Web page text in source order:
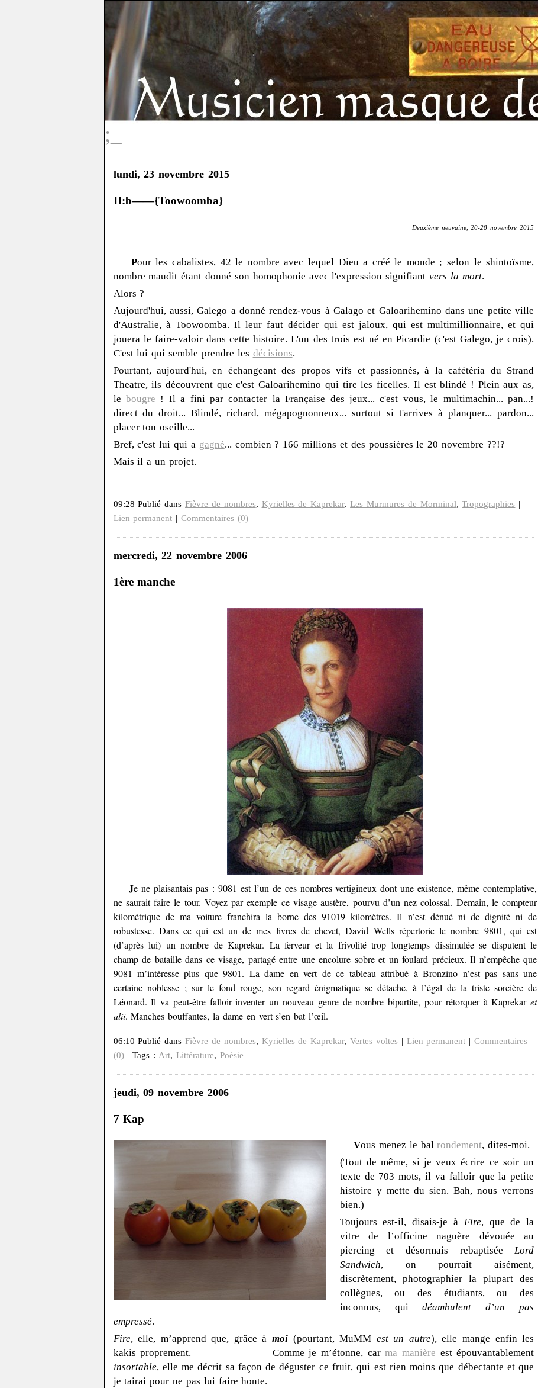
;_
lundi, 23 novembre 2015
II:b——{Toowoomba}
Deuxième neuvaine, 20-28 novembre 2015
Pour les cabalistes, 42 le nombre avec lequel Dieu a créé le monde ; selon le shintoïsme,
nombre maudit étant donné son homophonie avec l'expression signifiantvers la mort.
Alors ?
Aujourd'hui, aussi, Galego a donné rendez-vous à Galago et Galoarihemino dans une petite ville
d'Australie, à Toowoomba. Il leur faut décider qui est jaloux, qui est multimillionnaire, et qui
jouera le faire-valoir dans cette histoire. L'un des trois est né en Picardie (c'est Galego, je crois).
C'est lui qui semble prendre les décisions.
Pourtant, aujourd'hui, en échangeant des propos vifs et passionnés, à la cafétéria du Strand
Theatre, ils découvrent que c'est Galoarihemino qui tire les ficelles. Il est blindé ! Plein aux as,
le bougre ! Il a fini par contacter la Française des jeux... c'est vous, le multimachin... pan...!
direct du droit... Blindé, richard, mégapognonneux... surtout si t'arrives à planquer... pardon...
placer ton oseille...
Bref, c'est lui qui a gagné... combien ? 166 millions et des poussières le 20 novembre ??!?
Mais il a un projet.
09:28 Publié dansFièvre de nombres, Kyrielles de Kaprekar,Les Murmures de Morminal,Tropographies |
Lien permanent |Commentaires (0)
mercredi, 22 novembre 2006
1ère manche
Je ne plaisantais pas : 9081 est l’un de ces nombres vertigineux dont une existence, même contemplative,
ne saurait faire le tour. Voyez par exemple ce visage austère, pourvu d’un nez colossal. Demain, le compteur
kilométrique de ma voiture franchira la borne des 91019 kilomètres. Il n’est dénué ni de dignité ni de
robustesse. Dans ce qui est un de mes livres de chevet, David Wells répertorie le nombre 9801, qui est
(d’après lui) un nombre de Kaprekar. La ferveur et la frivolité trop longtemps dissimulée se disputent le
champ de bataille dans ce visage, partagé entre une encolure sobre et un foulard précieux. Il n’empêche que
9081 m’intéresse plus que 9801. La dame en vert de ce tableau attribué à Bronzino n’est pas sans une
certaine noblesse ; sur le fond rouge, son regard énigmatique se détache, à l’égal de la triste sorcière de
Léonard. Il va peut-être falloir inventer un nouveau genre de nombre bipartite, pour rétorquer à Kaprekaret
alii. Manches bouffantes, la dame en vert s’en bat l’œil.
06:10 Publié dansFièvre de nombres, Kyrielles de Kaprekar,Vertes voltes | Lien permanent |Commentaires
(0)| Tags : Art, Littérature, Poésie
jeudi, 09 novembre 2006
7 Kap
Vous menez le balrondement, dites-moi.
(Tout de même, si je veux écrire ce soir un
texte de 703 mots, il va falloir que la petite
histoire y mette du sien. Bah, nous verrons
bien.)
Toujours est-il, disais-je à Fire, que de la
vitre de l’officine naguère dévouée au
piercing et désormais rebaptiséeLord
Sandwich, on pourrait aisément,
discrètement, photographier la plupart des
collègues, ou des étudiants, ou des
inconnus, quidéambulent d’un pas
empressé.
Fire, elle, m’apprend que, grâce à moi(pourtant, MuMM est un autre), elle mange enfin les
kakis proprement. Comme je m’étonne, carma manière est épouvantablement
insortable, elle me décrit sa façon de déguster ce fruit, qui est rien moins que débectante et que
je tairai pour ne pas lui faire honte.